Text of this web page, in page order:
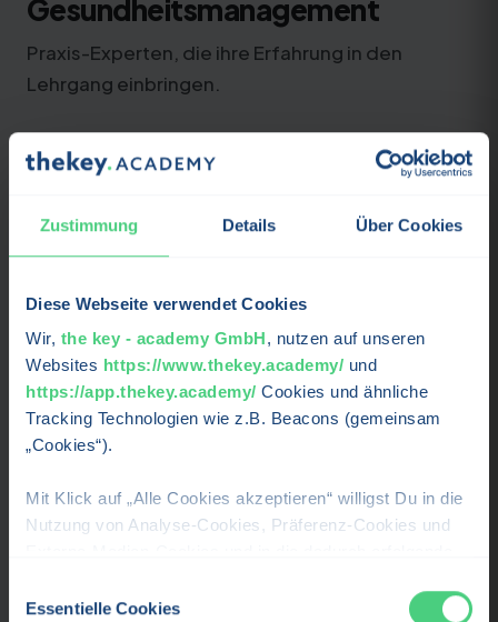
Zustimmung Details Über Cookies
Diese Webseite verwendet Cookies
Wir, the key - academy GmbH, nutzen auf unseren
Websites https://www.thekey.academy/ und
https://app.thekey.academy/ Cookies und ähnliche
Tracking Technologien wie z.B. Beacons (gemeinsam
„Cookies“).
Mit Klick auf „Alle Cookies akzeptieren“ willigst Du in die
Nutzung von Analyse-Cookies, Präferenz-Cookies und
oben beschriebenen Zwecken durch uns oder Dritte, wie
Essentielle Cookies
Gesundheitsmanagement
Praxis-Experten, die ihre Erfahrung in den
Lehrgang einbringen.
Alexander Bunje
GESCHÄFTSFÜHRER
Profil ansehen →
Marco Hauschild
DIPLOM-BETRIEBSWIRT, GRÜNDER &
Profil ansehen →